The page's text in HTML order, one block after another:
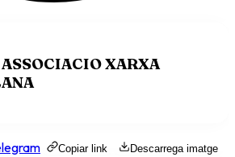
ASSOCIACIO XARXA
Copiar link Descarrega imatge